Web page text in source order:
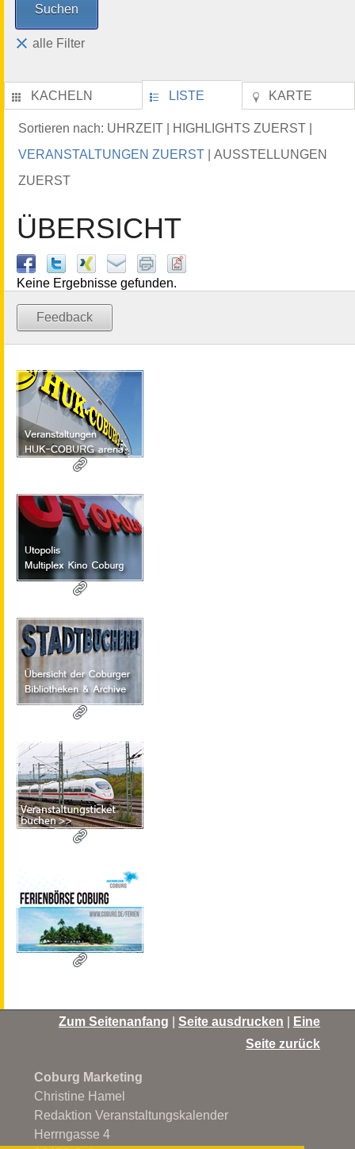
alle Filter
KACHELN LISTE KARTE
Sortieren nach: UHRZEIT HIGHLIGHTS ZUERST
VERANSTALTUNGEN ZUERST
AUSSTELLUNGEN
ZUERST
ÜBERSICHT
Keine Ergebnisse gefunden.
Feedback
Zum Seitenanfang |Seite ausdrucken
Eine
Seite zurück
Coburg Marketing
Christine Hamel
Redaktion Veranstaltungskalender
Herrngasse 4